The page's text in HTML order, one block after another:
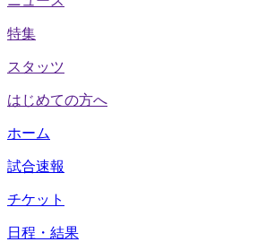
特集
スタッツ
はじめての方へ
ホーム
試合速報
チケット
日程・結果